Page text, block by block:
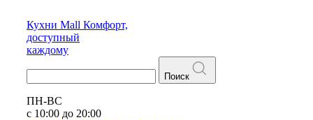
Кухни Mall Комфорт,
доступный
каждому
Поиск
ПН-ВС
с 10:00 до 20:00